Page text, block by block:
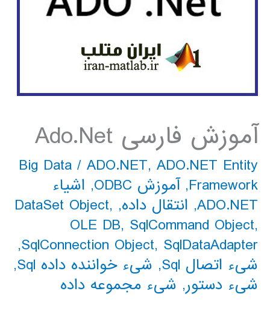
آموزش فارسی Ado.Net
Big Data / ADO.NET, ADO.NET Entity
Framework
,آموزش ODBC , اشیاء
ADO.NET
, انتقال داده,
DataSet Object,
OLE DB, SqlCommand Object,
SqlConnection Object, SqlDataAdapter
,
شیء اتصال Sql
, شیء خواننده داده Sql
,
شیء دستور, شیء مجموعه داده